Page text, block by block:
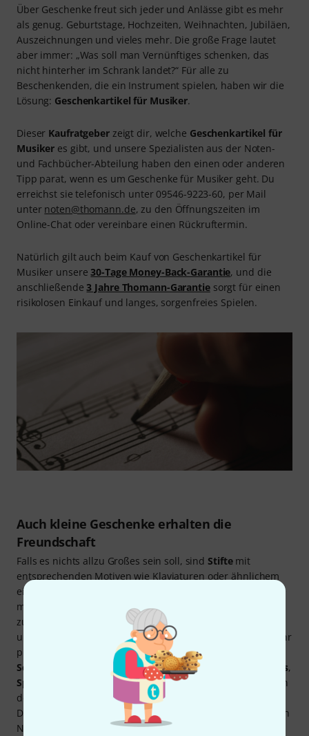
Über Geschenke freut sich jeder und Anlässe gibt es mehr
als genug. Geburtstage, Hochzeiten, Weihnachten, Jubiläen,
Auszeichnungen und vieles mehr. Die große Frage lautet
aber immer: „Was soll man Vernünftiges schenken, das
nicht hinterher im Schrank landet?“ Für alle zu
Beschenkenden, die ein Instrument spielen, haben wir die
Lösung: Geschenkartikel für Musiker.
Dieser Kaufratgeberzeigt dir, welche Geschenkartikel für
Musiker es gibt, und unsere Spezialisten aus der Noten-
und Fachbücher-Abteilung haben den einen oder anderen
Tipp parat, wenn es um Geschenke für Musiker geht. Du
erreichst sie telefonisch unter 09546-9223-60, per Mail
unter noten@thomann.de, zu den Öffnungszeiten im
Online-Chat oder vereinbare einen Rückruftermin.
Natürlich gilt auch beim Kauf von Geschenkartikel für
Musiker unsere30-Tage Money-Back-Garantie, und die
anschließende3 Jahre Thomann-Garantiesorgt für einen
risikolosen Einkauf und langes, sorgenfreies Spielen.
Auch kleine Geschenke erhalten die
Freundschaft
Falls es nichts allzu Großes sein soll, sindStiftemit
entsprechenden Motiven wie Klaviaturen oder ähnlichem
eine gute Wahl. Passend dazu gibt es kleine
, die
man auf den Stift stecken kann. Damit lassen sich diese
zum Beispiel am Notenpult oder Kühlschrank anbringen
und gehen nicht verloren. Dazu passend und ebenfalls sehr
praktisch sind
Schreibblöcke,Notizbücher
Schreibsets
. Diese beinhalten neben Stiften Radiergummis,
Spitzer
. Für Musiker gibt es viele Situationen, in
denen es hilfreich ist, Block und Stift griffbereit zu haben.
Dies kann das Festhalten von Ideen sein, das Schreiben von
Noten oder von Songtexten sein. Enorm hilfreich ist auch